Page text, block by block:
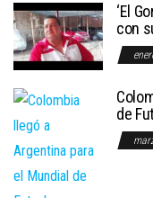
‘El
con
de